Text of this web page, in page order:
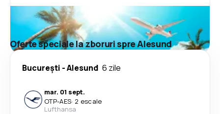
Oferte speciale la zboruri spre Alesund
București -Alesund 6 zile
mar. 01 sept.
OTP-AES· 2 escale
Lufthansa